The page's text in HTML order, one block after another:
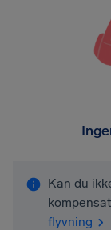
Kan du
flyvning